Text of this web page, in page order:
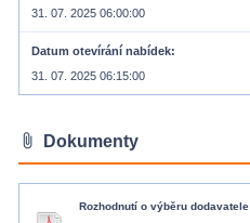
31. 07. 2025 06:00:00
Datum otevírání nabídek
31. 07. 2025 06:15:00
attach_file Dokumenty
Rozhodnutí o výběru dodavatele